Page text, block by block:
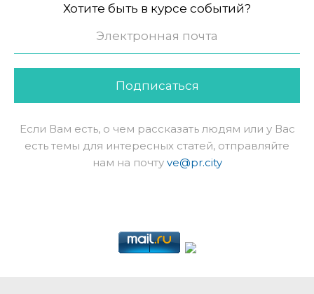
Хотите быть в курсе событий?
Подписаться
Если Вам есть, о чем рассказать людям или у Вас
есть темы для интересных статей, отправляйте
нам на почту ve@pr.city